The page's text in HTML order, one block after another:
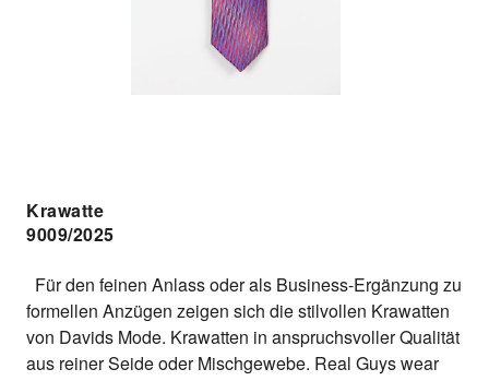
Krawatte
9009/2025
Für den feinen Anlass oder als Business-Ergänzung zu
formellen Anzügen zeigen sich die stilvollen Krawatten
von Davids Mode. Krawatten in anspruchsvoller Qualität
aus reiner Seide oder Mischgewebe. Real Guys wear